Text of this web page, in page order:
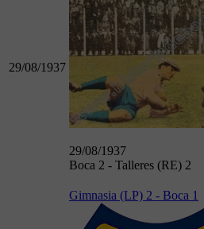
29/08/1937
29/08/1937
Boca 2 - Talleres (RE) 2
Gimnasia (LP) 2 - Boca 1